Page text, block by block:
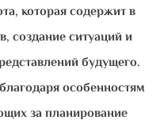
которая содержит в
создание ситуаций и
будущего.
особенностям
за планирование.